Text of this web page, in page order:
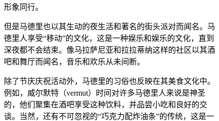
形象同行。
但是马德里也以其生动的夜生活和著名的街头派对而闻名。马
德里人享受“移动”的文化，这是一种娱乐和娱乐的文化，直到
深夜都不会结束。像马拉萨尼亚和拉拉蒂纳这样的社区以其酒
吧和舞厅而闻名，音乐和欢乐从未间断。
除了节庆庆祝活动外，马德里的习俗也反映在其美食文化中。
例如，威尔默特（vermut）时间对许多马德里人来说是神圣
的，他们聚集在酒吧享受这种饮料，并品尝小吃和良好的交
谈。当然，还有不可忽视的“巧克力配炸油条”的传统，这是一